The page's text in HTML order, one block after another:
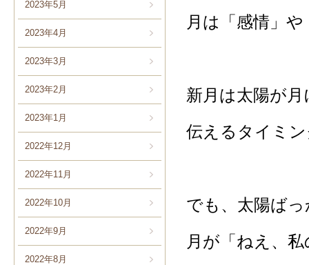
2023年5月
2023年4月
2023年3月
2023年2月
2023年1月
2022年12月
2022年11月
2022年10月
2022年9月
2022年8月
月は「感情」
新月は太陽が
伝えるタイミ
でも、太陽ば
月が「ねえ、